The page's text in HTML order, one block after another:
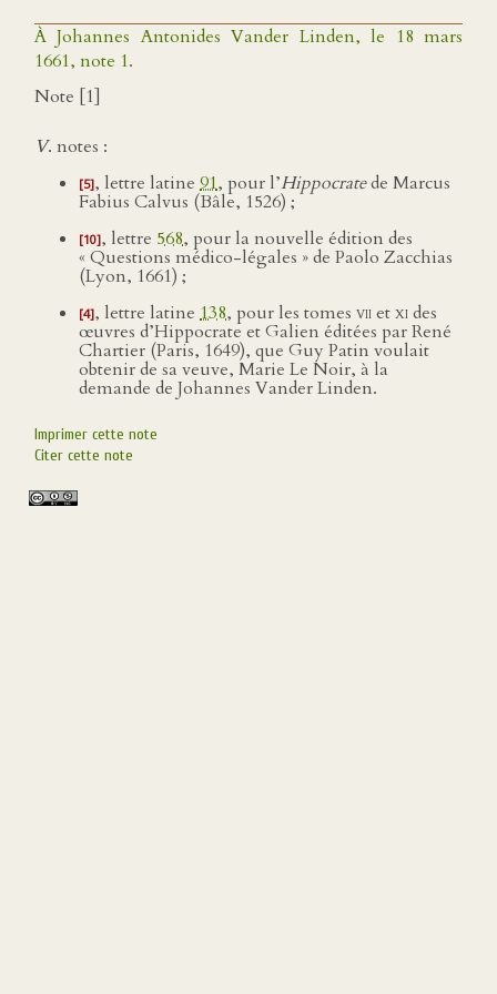
À Johannes Antonides Vander Linden, le 18 mars
1661, note 1.
Note [1]
V. notes :
[5], lettre latine 91, pour l’Hippocratede Marcus
Fabius Calvus (Bâle, 1526) ;
[10], lettre 568, pour la nouvelle édition des
« Questions médico-légales » de Paolo Zacchias
(Lyon, 1661) ;
[4], lettre latine 138, pour les tomes viietxides
œuvres d’Hippocrate et Galien éditées par René
Chartier (Paris, 1649), que Guy Patin voulait
obtenir de sa veuve, Marie Le Noir, à la
demande de Johannes Vander Linden.
Imprimer cette note
Citer cette note